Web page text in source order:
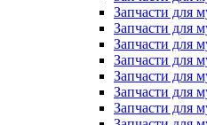
Запчасти для
Запчасти для
Запчасти для
Запчасти для
Запчасти для
Запчасти для
Запчасти для